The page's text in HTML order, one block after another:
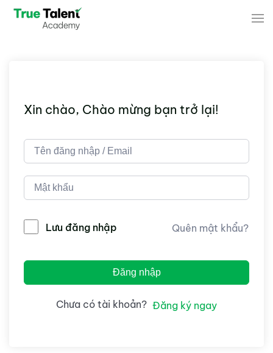
Xin chào, Chào mừng bạn trở lại!
Lưu đăng nhập Quên mật khẩu?
Đăng nhập
Chưa có tài khoản? Đăng ký ngay